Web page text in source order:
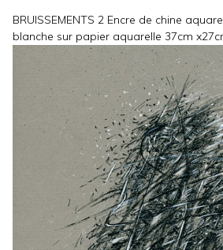
BRUISSEMENTS 2 Encre de chine
blanche sur papier aquarelle 37cm